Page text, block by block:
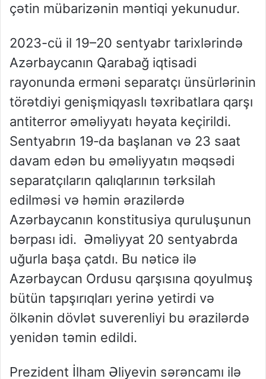
çətin mübarizənin məntiqi yekunudur.
2023-cü il 19–20 sentyabr tarixlərində
Azərbaycanın Qarabağ iqtisadi
rayonunda erməni separatçı ünsürlərinin
törətdiyi genişmiqyaslı təxribatlara qarşı
antiterror əməliyyatı həyata keçirildi.
Sentyabrın 19‑da başlanan və 23 saat
davam edən bu əməliyyatın məqsədi
separatçıların qalıqlarının tərksilah
edilməsi və həmin ərazilərdə
Azərbaycanın konstitusiya quruluşunun
bərpası idi. Əməliyyat 20 sentyabrda
uğurla başa çatdı. Bu nəticə ilə
Azərbaycan Ordusu qarşısına qoyulmuş
bütün tapşırıqları yerinə yetirdi və
ölkənin dövlət suverenliyi bu ərazilərdə
yenidən təmin edildi.
Prezident İlham Əliyevin sərəncamı ilə